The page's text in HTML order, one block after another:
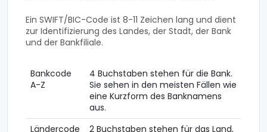
Ein SWIFT/BIC-Code ist 8-11 Zeichen lang und dient
zur Identifizierung des Landes, der Stadt, der Bank
und der Bankfiliale.
Bankcode
A-Z
4 Buchstaben stehen für die Bank.
Sie sehen in den meisten Fällen wie
eine Kurzform des Banknamens
aus.
Ländercode
2 Buchstaben stehen für das Land,